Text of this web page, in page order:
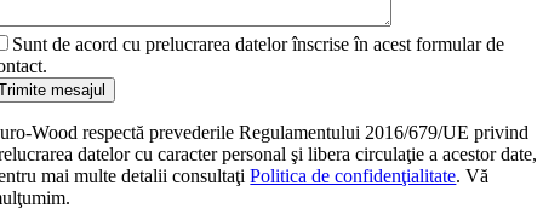
Sunt de acord cu prelucrarea datelor înscrise în acest formular de
mesajul
Wood respectă prevederile Regulamentului 2016/679/UE privind
datelor cu caracter personal şi libera circulaţie a acestor date,
mai multe detalii consultaţiPolitica de confidenţialitate. Vă